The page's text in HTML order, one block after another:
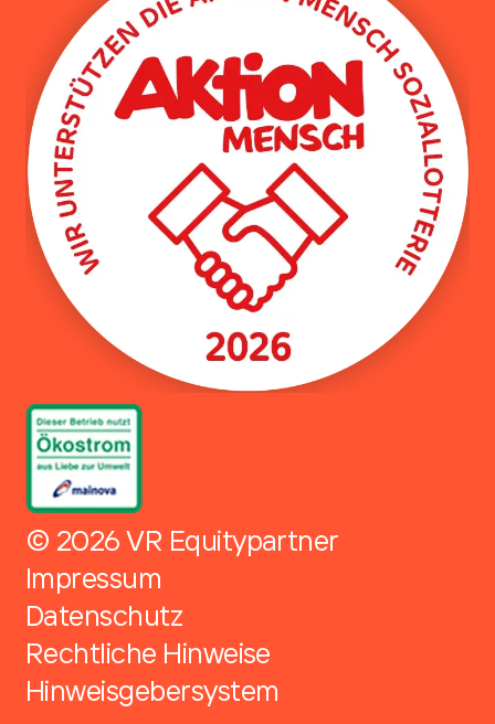
© 2026 VR Equitypartner
Impressum
Datenschutz
Rechtliche Hinweise
Hinweisgebersystem